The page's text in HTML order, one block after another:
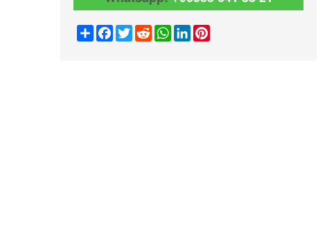
ShareFacebook
TwitterRedditWhatsApp
LinkedIn